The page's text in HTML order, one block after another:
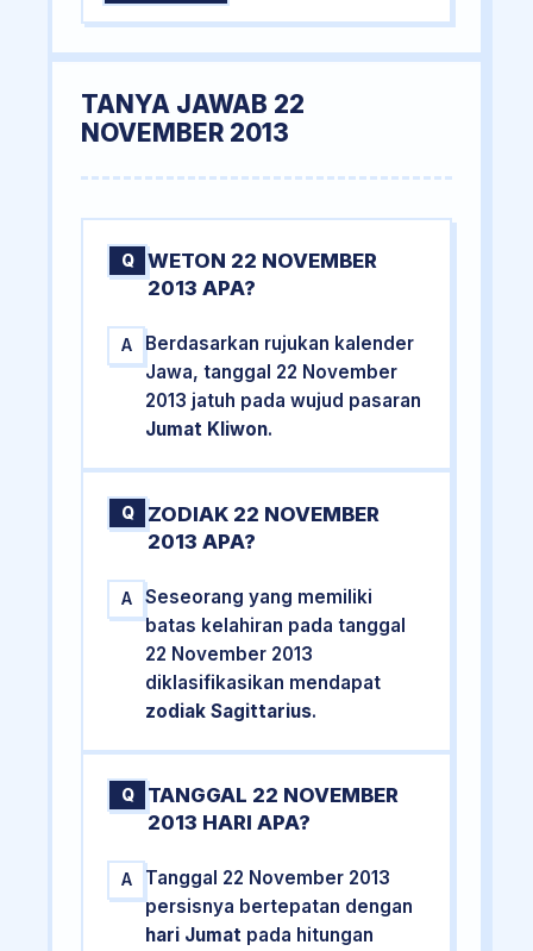
TANYA JAWAB 22
NOVEMBER 2013
Q
WETON 22 NOVEMBER
2013 APA?
A
Berdasarkan rujukan kalender
Jawa, tanggal 22 November
2013 jatuh pada wujud pasaran
Jumat Kliwon.
Q
ZODIAK 22 NOVEMBER
2013 APA?
A
Seseorang yang memiliki
batas kelahiran pada tanggal
22 November 2013
diklasifikasikan mendapat
zodiak Sagittarius.
Q
TANGGAL 22 NOVEMBER
2013 HARI APA?
A
Tanggal 22 November 2013
persisnya bertepatan dengan
hari Jumat pada hitungan